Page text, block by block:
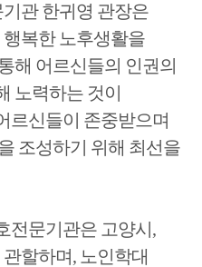
관 한귀영 관장은
복한 노후생활을
해 어르신들의 인권의
노력하는 것이
르신들이 존중받으며
조성하기 위해 최선을
전문기관은 고양시 ,
할하며, 노인학대